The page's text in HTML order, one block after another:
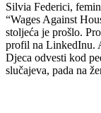
Silvia Federici,
“Wages Against
stoljeća je prošlo.
profil na LinkedInu.
Djeca odvesti kod
slučajeva, pada na